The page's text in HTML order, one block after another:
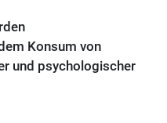
Konsum von
und psychologischer